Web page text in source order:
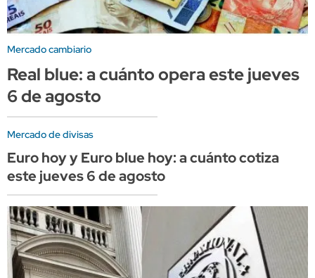
Mercado cambiario
Real blue: a cuánto opera este jueves
6 de agosto
Mercado de divisas
Euro hoy y Euro blue hoy: a cuánto cotiza
este jueves 6 de agosto